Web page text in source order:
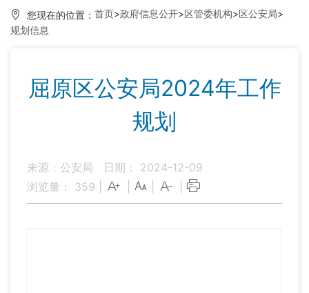
您现在的位置： 首页>政府信息公开>区管委机构>区公安局>
规划信息
屈原区公安局2024年工作
规划
来源：公安局
日期： 2024-12-09
浏览量： 359